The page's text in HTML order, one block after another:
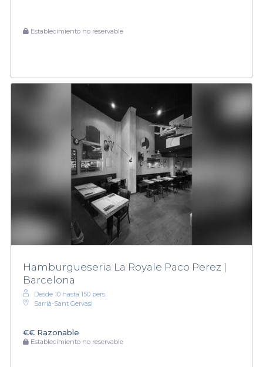
Establecimiento no reservable
Hamburgueseria La Royale Paco Perez |
Barcelona
Desde 10 hasta 150 pers.
Sarrià-Sant Gervasi
€€ Razonable
Establecimiento no reservable